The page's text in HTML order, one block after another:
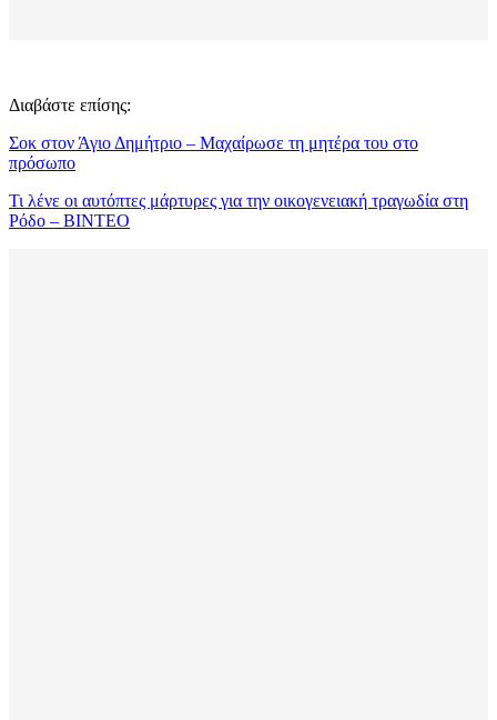
Διαβάστε επίσης:
Σοκ στον Άγιο Δημήτριο – Μαχαίρωσε τη μητέρα του στο
πρόσωπο
Τι λένε οι αυτόπτες μάρτυρες για την οικογενειακή τραγωδία στη
Ρόδο – ΒΙΝΤΕΟ